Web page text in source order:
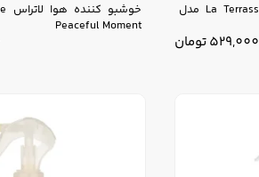
خوشبو کننده هوا لاتراس La Terrasse مدل
529,000تومان
Peaceful Moment